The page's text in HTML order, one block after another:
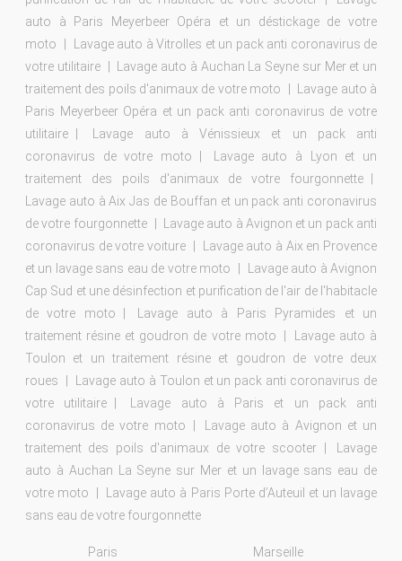
auto à Paris Meyerbeer Opéra et un déstickage de votre
moto
Lavage auto à Vitrolles et un pack anti coronavirus de
votre utilitaire
Lavage auto à Auchan La Seyne sur Mer et un
traitement des poils d'animaux de votre moto
Lavage auto à
Paris Meyerbeer Opéra et un pack anti coronavirus de votre
utilitaire
Lavage auto à Vénissieux et un pack anti
coronavirus de votre moto
Lavage auto à Lyon et un
traitement des poils d'animaux de votre fourgonnette
Lavage auto à Aix Jas de Bouffan et un pack anti coronavirus
de votre fourgonnette
Lavage auto à Avignon et un pack anti
coronavirus de votre voiture
Lavage auto à Aix en Provence
et un lavage sans eau de votre moto
Lavage auto à Avignon
Cap Sud et une désinfection et purification de l'air de l'habitacle
de votre moto
Lavage auto à Paris Pyramides et un
traitement résine et goudron de votre moto
Lavage auto à
Toulon et un traitement résine et goudron de votre deux
roues
Lavage auto à Toulon et un pack anti coronavirus de
votre utilitaire
Lavage auto à Paris et un pack anti
coronavirus de votre moto
Lavage auto à Avignon et un
traitement des poils d'animaux de votre scooter
Lavage
auto à Auchan La Seyne sur Mer et un lavage sans eau de
votre moto
Lavage auto à Paris Porte d’Auteuil et un lavage
sans eau de votre fourgonnette
Paris
Marseille